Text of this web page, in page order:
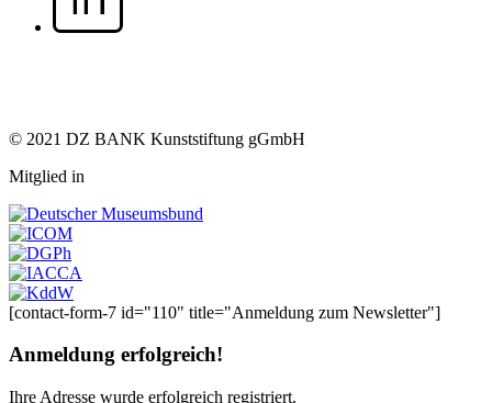
© 2021 DZ BANK Kunststiftung gGmbH
Mitglied in
[contact-form-7 id="110" title="Anmeldung zum Newsletter"]
Anmeldung erfolgreich!
Ihre Adresse wurde erfolgreich registriert.